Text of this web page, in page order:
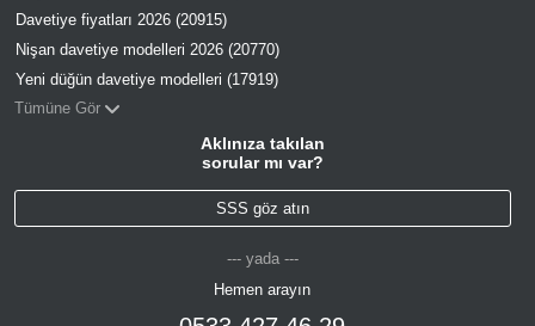
Davetiye fiyatları 2026 (20915)
Nişan davetiye modelleri 2026 (20770)
Yeni düğün davetiye modelleri (17919)
Tümüne Gör
Aklınıza takılan
sorular mı var?
SSS göz atın
--- yada ---
Hemen arayın